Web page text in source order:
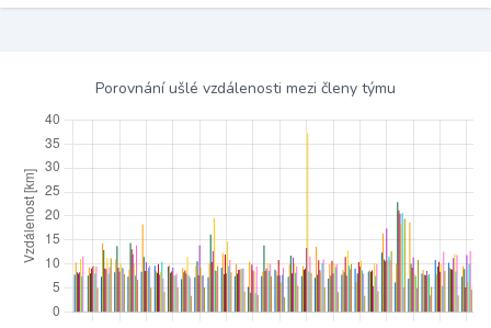
Porovnání ušlé vzdálenosti mezi členy týmu